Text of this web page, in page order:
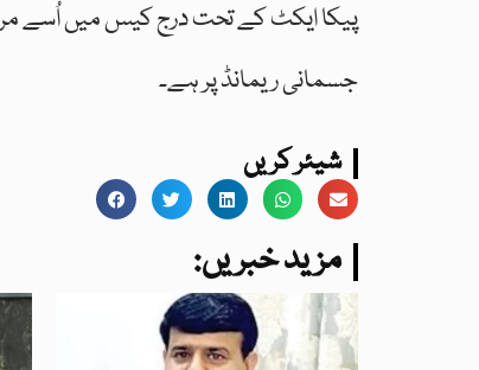
پیکا ایکٹ کے تحت درج کیس میں اُسے
جسمانی ریمانڈ پر ہے۔
شیئر کریں
:مزید خبریں